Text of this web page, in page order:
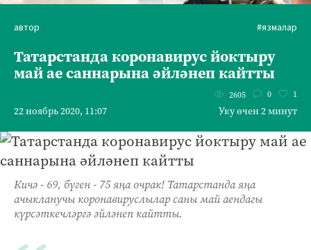
автор #язмалар
Татарстанда коронавирус йоктыру
май ае саннарына әйләнеп кайтты
22 ноябрь 2020, 11:07
2605 0 1
Уку өчен 2 минут
Кичә - 69, бүген - 75 яңа очрак! Татарстанда яңа
ачыкланучы коронавируслылар саны май аендагы
күрсәткечләргә әйләнеп кайтты.